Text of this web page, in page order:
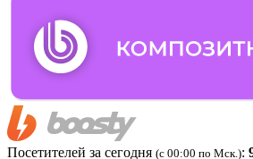
Посетителей за сегодня (c 00:00 по Мск.):